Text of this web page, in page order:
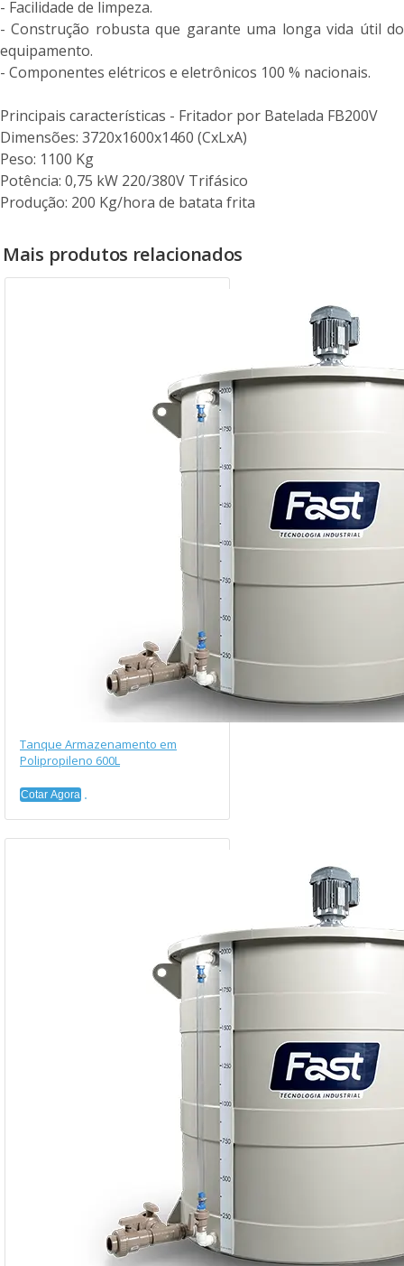
- Facilidade de limpeza.
- Construção robusta que garante uma longa vida útil do
equipamento.
- Componentes elétricos e eletrônicos 100 % nacionais.
Principais características - Fritador por Batelada FB200V
Dimensões: 3720x1600x1460 (CxLxA)
Peso: 1100 Kg
Potência: 0,75 kW 220/380V Trifásico
Produção: 200 Kg/hora de batata frita
Mais produtos relacionados
Tanque Armazenamento em
Polipropileno 600L
Cotar Agora